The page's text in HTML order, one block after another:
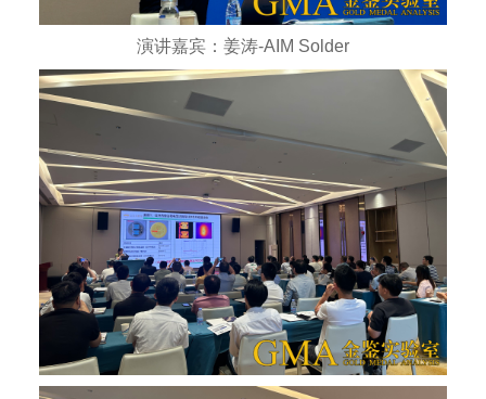
演讲嘉宾：姜涛-AIM Solder